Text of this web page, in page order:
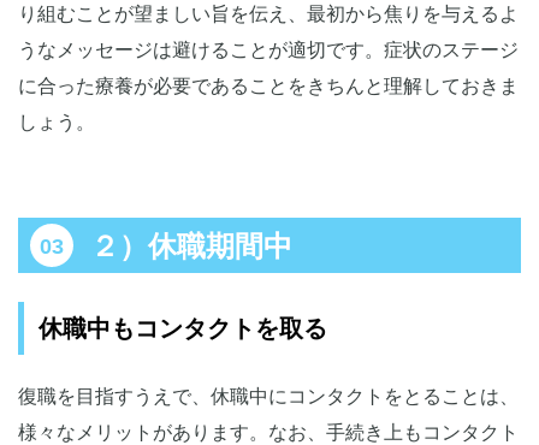
り組むことが望ましい旨を伝え、最初から焦りを与えるよ
うなメッセージは避けることが適切です。症状のステージ
に合った療養が必要であることをきちんと理解しておきま
しょう。
２）休職期間中
休職中もコンタクトを取る
復職を目指すうえで、休職中にコンタクトをとることは、
様々なメリットがあります。なお、手続き上もコンタクト